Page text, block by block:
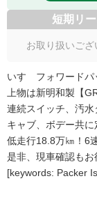
短期リ
お取り扱いござ
いすゞフォワードパ
上物は新明和製【
連続スイッチ、汚水
キャブ、ボデー共に
低走行18.8万㎞！6
是非、現車確認もお
[keywords: Packer